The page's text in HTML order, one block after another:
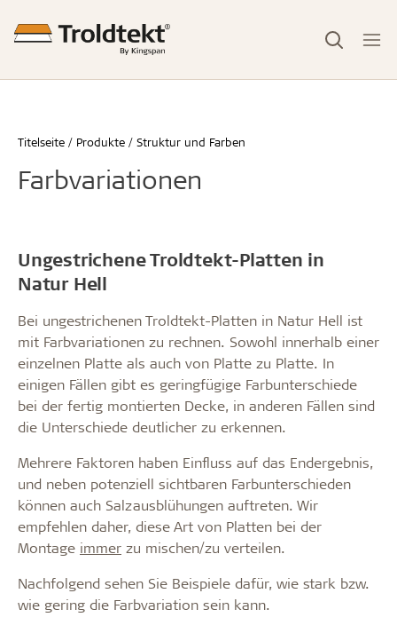
Titelseite Produkte Struktur und Farben
Farbvariationen
Ungestrichene Troldtekt-Platten in
Natur Hell
Bei ungestrichenen Troldtekt-Platten in Natur Hell ist
mit Farbvariationen zu rechnen. Sowohl innerhalb einer
einzelnen Platte als auch von Platte zu Platte. In
einigen Fällen gibt es geringfügige Farbunterschiede
bei der fertig montierten Decke, in anderen Fällen sind
die Unterschiede deutlicher zu erkennen.
Mehrere Faktoren haben Einfluss auf das Endergebnis,
und neben potenziell sichtbaren Farbunterschieden
können auch Salzausblühungen auftreten. Wir
empfehlen daher, diese Art von Platten bei der
Montage immer zu mischen/zu verteilen.
Nachfolgend sehen Sie Beispiele dafür, wie stark bzw.
wie gering die Farbvariation sein kann.